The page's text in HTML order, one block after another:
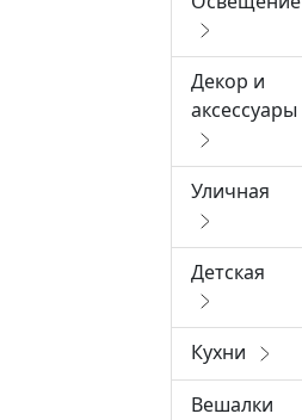
Декор и
аксессуары
Уличная
Детская
Кухни
Вешалки